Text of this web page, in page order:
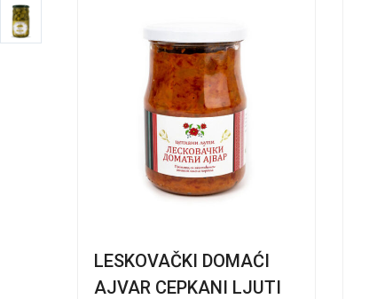
LESKOVAČKI DOMAĆI
AJVAR CEPKANI LJUTI